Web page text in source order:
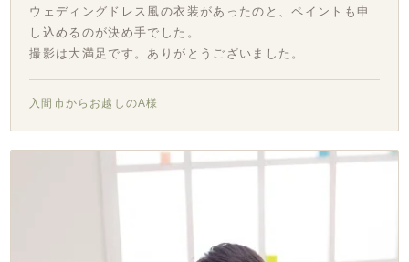
ウェディングドレス風の衣装があったのと、ペイントも申
し込めるのが決め手でした。
撮影は大満足です。ありがとうございました。
入間市からお越しのA様